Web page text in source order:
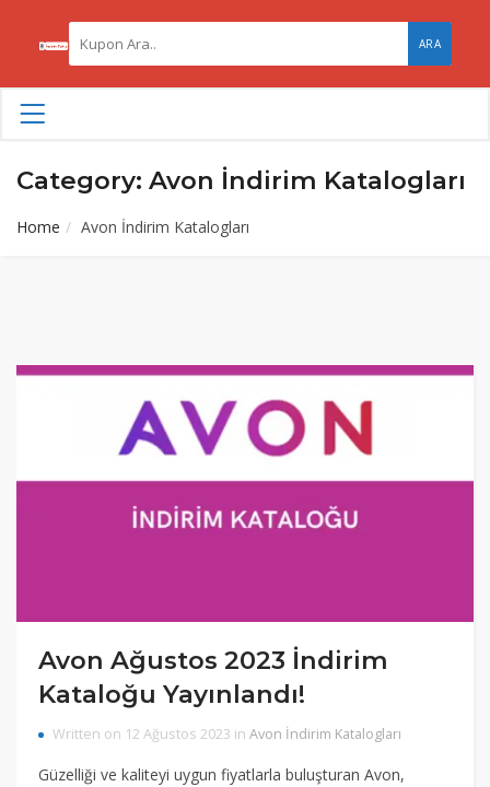
ARA
Category: Avon İndirim Katalogları
Home Avon İndirim Katalogları
Avon Ağustos 2023 İndirim
Kataloğu Yayınlandı!
Written on 12 Ağustos 2023 in Avon İndirim Katalogları
Güzelliği ve kaliteyi uygun fiyatlarla buluşturan Avon,